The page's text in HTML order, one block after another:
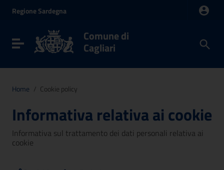
Vai al menu di navigazione
RegioneSardegna
Toggle navigation Comune di
Cagliari
Home / Cookie policy
Informativa relativa ai cookie
Informativa sul trattamento dei dati personali relativa ai
cookie